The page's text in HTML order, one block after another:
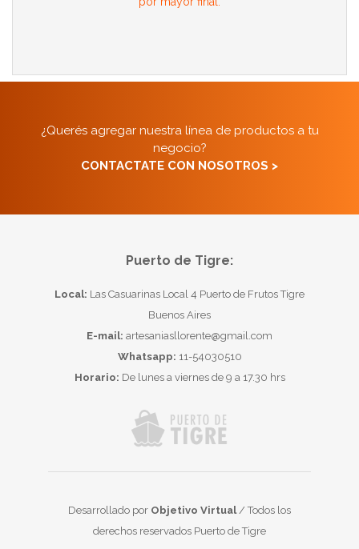
¿Querés agregar nuestra línea de productos a tu
negocio?
CONTACTATE CON NOSOTROS >
Puerto de Tigre:
Local: Las Casuarinas Local 4 Puerto de Frutos Tigre
Buenos Aires
E-mail: artesaniasllorente@gmail.com
Whatsapp: 11-54030510
Horario: De lunes a viernes de 9 a 17.30 hrs
Desarrollado por Objetivo Virtual/ Todos los
derechos reservados Puerto de Tigre